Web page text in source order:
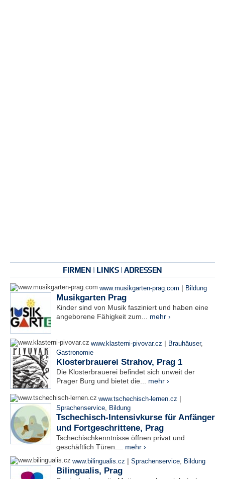
FIRMEN | LINKS | ADRESSEN
www.musikgarten-prag.com | Bildung
Musikgarten Prag
Kinder sind von Musik fasziniert und haben eine
angeborene Fähigkeit zum... mehr ›
www.klasterni-pivovar.cz | Brauhäuser,
Gastronomie
Klosterbrauerei Strahov, Prag 1
Die Klosterbrauerei befindet sich unweit der
Prager Burg und bietet die... mehr ›
www.tschechisch-lernen.cz |
Sprachenservice, Bildung
Tschechisch-Intensivkurse für Anfänger
und Fortgeschrittene, Prag
Tschechischkenntnisse öffnen privat und
geschäftlich Türen.... mehr ›
www.bilingualis.cz | Sprachenservice, Bildung
Bilingualis, Prag